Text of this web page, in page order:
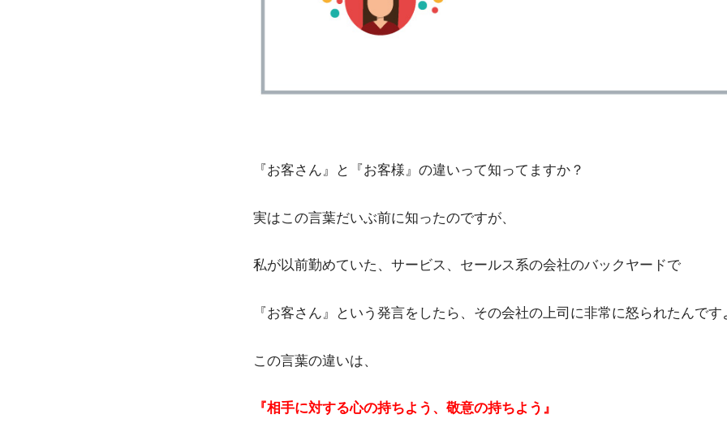
『お客さん』と『お客様』の違いって知ってますか？
実はこの言葉だいぶ前に知ったのですが、
私が以前勤めていた、サービス、セールス系の会社のバックヤードで
『お客さん』という発言をしたら、その会社の上司に非常に怒られたんです
この言葉の違いは、
『相手に対する心の持ちよう、敬意の持ちよう』